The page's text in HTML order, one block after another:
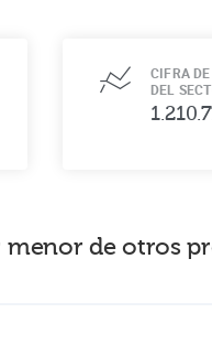
CIFRA
DEL
menor de otros